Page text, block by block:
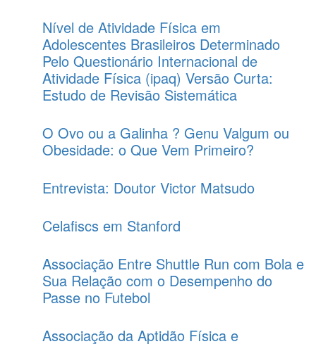
Nível de Atividade Física em
Adolescentes Brasileiros Determinado
Pelo Questionário Internacional de
Atividade Física (ipaq) Versão Curta:
Estudo de Revisão Sistemática
O Ovo ou a Galinha ? Genu Valgum ou
Obesidade: o Que Vem Primeiro?
Entrevista: Doutor Victor Matsudo
Celafiscs em Stanford
Associação Entre Shuttle Run com Bola e
Sua Relação com o Desempenho do
Passe no Futebol
Associação da Aptidão Física e